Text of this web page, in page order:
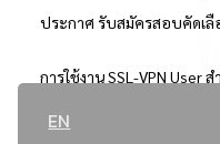
EN
ประกาศ รับสมัครสอบคัดเ
การใช้งาน SSL-VPN User
..ยอดนิยม..